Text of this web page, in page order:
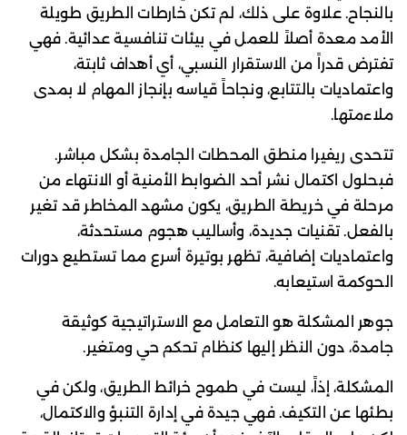
بالنجاح. علاوة على ذلك، لم تكن خارطات الطريق طويلة
الأمد معدة أصلاً للعمل في بيئات تنافسية عدائية. فهي
تفترض قدراً من الاستقرار النسبي، أي أهداف ثابتة،
واعتماديات بالتتابع، ونجاحاً قياسه بإنجاز المهام لا بمدى
ملاءمتها.
تتحدى ريفيرا منطق المحطات الجامدة بشكل مباشر.
فبحلول اكتمال نشر أحد الضوابط الأمنية أو الانتهاء من
مرحلة في خريطة الطريق، يكون مشهد المخاطر قد تغير
بالفعل. تقنيات جديدة، وأساليب هجوم مستحدثة،
واعتماديات إضافية، تظهر بوتيرة أسرع مما تستطيع دورات
الحوكمة استيعابه.
جوهر المشكلة هو التعامل مع الاستراتيجية كوثيقة
جامدة، دون النظر إليها كنظام تحكم حي ومتغير.
المشكلة، إذاً، ليست في طموح خرائط الطريق، ولكن في
بطئها عن التكيف. فهي جيدة في إدارة التنبؤ والاكتمال،